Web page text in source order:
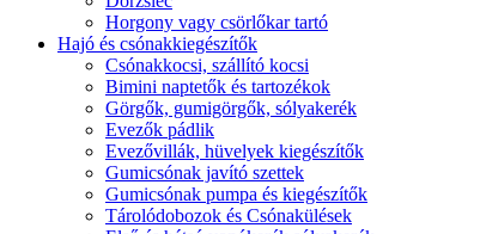
Horgony vagy csörlőkar tartó
Hajó és csónakkiegészítők
Csónakkocsi, szállító kocsi
Bimini naptetők és tartozékok
Görgők, gumigörgők, sólyakerék
Evezők pádlik
Evezővillák, hüvelyek kiegészítők
Gumicsónak javító szettek
Gumicsónak pumpa és kiegészítők
Tárolódobozok és Csónakülések